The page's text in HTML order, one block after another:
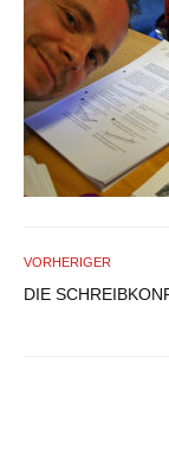
VORHERIGER
DIE